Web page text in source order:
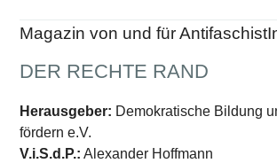
Abonnement
Downloads
Datenschutz
SCHWERPUNKTE
Schwerpunkte Übersicht
Schwerpunkt AFD-Verbot
Magazin von und für
DER RECHTE RAND
Herausgeber: Demokratische Bildung
fördern e.V.
V.i.S.d.P.: Alexander Hoffmann